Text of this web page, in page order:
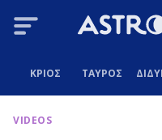
ΚΡΙΟΣ ΤΑΥΡΟΣ
VIDEOS